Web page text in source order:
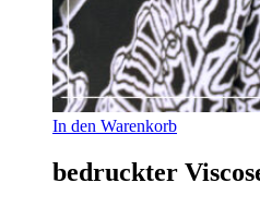
In den Warenkorb
bedruckter